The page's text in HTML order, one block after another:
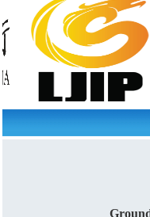
(2026-07-28) 越南榴莲
(2026-07-28) 胡志明市
(2026-07-28) 越南发布
(2026-07-23) 国际零售
(2026-07-23) 种植区数
(2026-07-23) 内排国际
（2024-05-02）【越南
（2024-04-26）【越南
（2024-04-25）【越南
（2024-04-23）【越南
（2024-04-11）【越南